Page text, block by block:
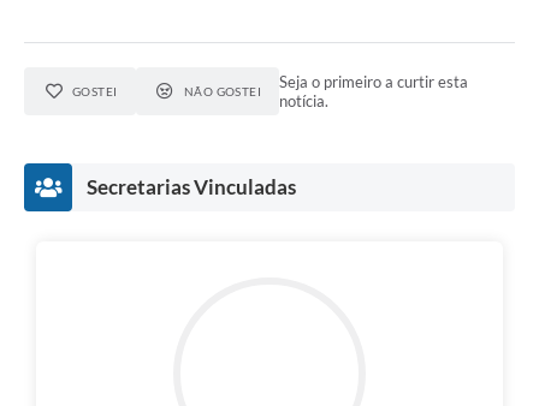
GOSTEI NÃO GOSTEI
Seja o primeiro a curtir esta
notícia.
Secretarias Vinculadas